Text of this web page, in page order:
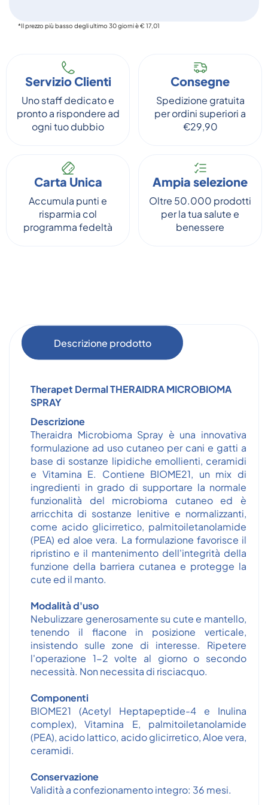
*Il prezzo più basso degli ultimo 30 giorni è € 17,01
Servizio Clienti
Uno staff dedicato e
pronto a rispondere ad
ogni tuo dubbio
Consegne
Spedizione gratuita
per ordini superiori a
€29,90
Carta Unica
Accumula punti e
risparmia col
programma fedeltà
Ampia selezione
Oltre 50.000 prodotti
per la tua salute e
benessere
Descrizione prodotto
Therapet Dermal THERAIDRA MICROBIOMA
SPRAY
Descrizione
Theraidra Microbioma Spray è una innovativa
formulazione ad uso cutaneo per cani e gatti a
base di sostanze lipidiche emollienti, ceramidi
e Vitamina E. Contiene BIOME21, un mix di
ingredienti in grado di supportare la normale
funzionalità del microbioma cutaneo ed è
arricchita di sostanze lenitive e normalizzanti,
come acido glicirretico, palmitoiletanolamide
(PEA) ed aloe vera. La formulazione favorisce il
ripristino e il mantenimento dell'integrità della
funzione della barriera cutanea e protegge la
cute ed il manto.
Modalità d'uso
Nebulizzare generosamente su cute e mantello,
tenendo il flacone in posizione verticale,
insistendo sulle zone di interesse. Ripetere
l'operazione 1-2 volte al giorno o secondo
necessità. Non necessita di risciacquo.
Componenti
BIOME21 (Acetyl Heptapeptide-4 e Inulina
complex), Vitamina E, palmitoiletanolamide
(PEA), acido lattico, acido glicirretico, Aloe vera,
ceramidi.
Conservazione
Validità a confezionamento integro: 36 mesi.